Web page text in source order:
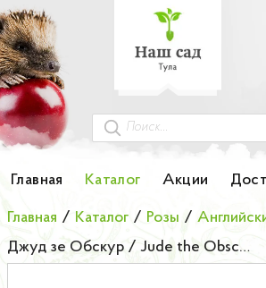
Главная Каталог Акции
Каталог
Гортензии
Грунты
Колоновидные деревья
Лук-севок
Главная / Каталог / Розы /
Джуд зе Обскур / Jude the Obscure